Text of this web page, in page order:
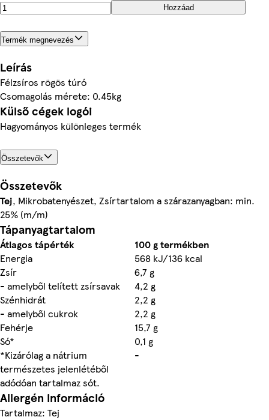
Hozzáad
Termék megnevezés
Leírás
Félzsíros rögös túró
Csomagolás mérete: 0.45kg
Külső cégek logói
Hagyományos különleges termék
Összetevők
Összetevők
Tej, Mikrobatenyészet, Zsírtartalom a szárazanyagban: min.
25% (m/m)
Tápanyagtartalom
Átlagos tápérték
100 g termékben
Energia
568 kJ/136 kcal
Zsír
6,7 g
- amelyből telített zsírsavak
4,2 g
Szénhidrát
2,2 g
- amelyből cukrok
2,2 g
Fehérje
15,7 g
Só*
0,1 g
*Kizárólag a nátrium
természetes jelenlétéből
adódóan tartalmaz sót.
-
Allergén információ
Tartalmaz: Tej